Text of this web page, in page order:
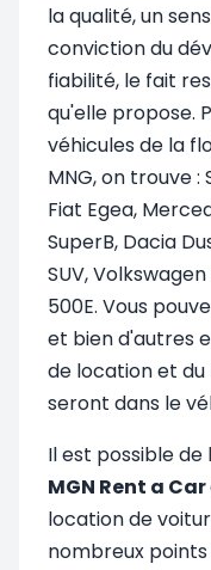
la qualité, un
conviction du
fiabilité, le fait
qu'elle propose.
véhicules de la
MNG, on trouve :
Fiat Egea,
SuperB, Dacia
SUV,
500E. Vous
et bien d'autres
de location et
seront dans le
Il est possible
MGN Rent a Car
location de
nombreux